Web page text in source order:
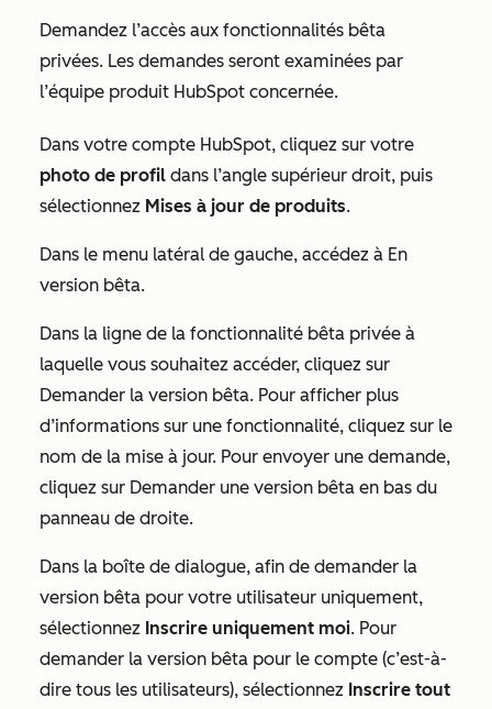
Demandez l’accès aux fonctionnalités bêta
privées. Les demandes seront examinées par
l’équipe produit HubSpot concernée.
Dans votre compte HubSpot, cliquez sur votre
photo de profil dans l’angle supérieur droit, puis
sélectionnez Mises à jour de produits.
Dans le menu latéral de gauche, accédez à En
version bêta.
Dans la ligne de la fonctionnalité bêta privée à
laquelle vous souhaitez accéder, cliquez sur
Demander la version bêta. Pour afficher plus
d’informations sur une fonctionnalité, cliquez sur le
nom de la mise à jour. Pour envoyer une demande,
cliquez sur Demander une version bêta en bas du
panneau de droite.
Dans la boîte de dialogue, afin de demander la
version bêta pour votre utilisateur uniquement,
sélectionnez Inscrire uniquement moi. Pour
demander la version bêta pour le compte (c’est-à-
dire tous les utilisateurs), sélectionnez Inscrire tout